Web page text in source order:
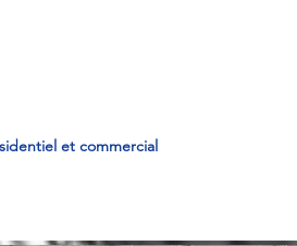
et commercial